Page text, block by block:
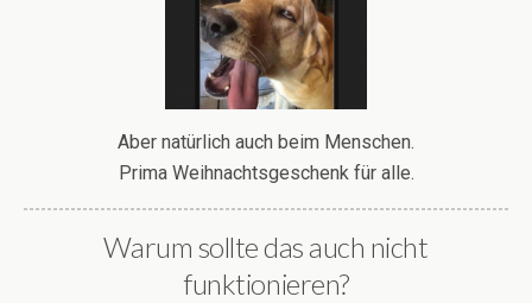
Aber natürlich auch beim Menschen.
Prima Weihnachtsgeschenk für alle.
Warum sollte das auch nicht
funktionieren?